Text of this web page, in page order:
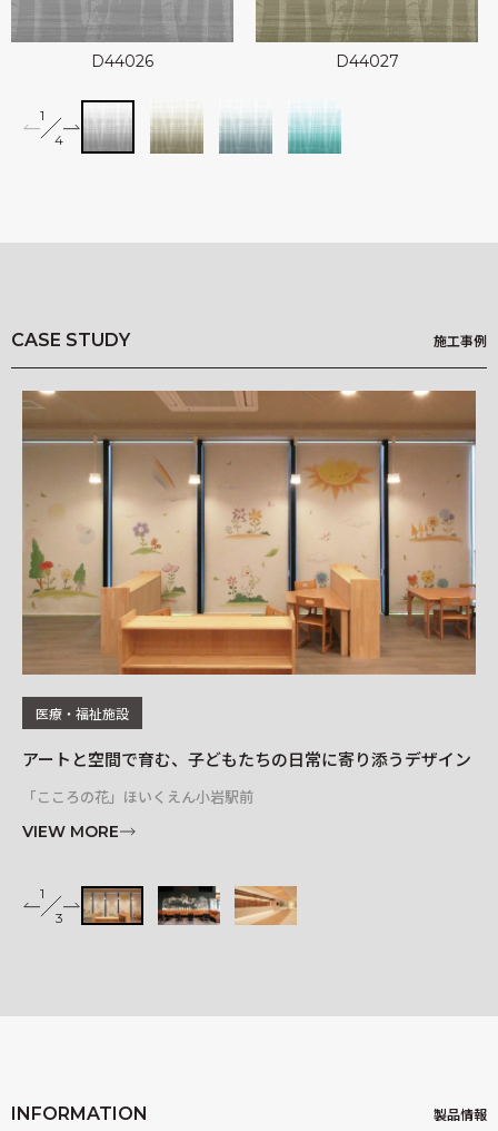
Landscapes kioi
Illustrated Story miffy wallpaper
基材一覧
施工事例
NEWS
HOW TO ORDER
レイアウトシミュレーター
D44026 D44027
1
2 4
CASE STUDY 施工事例
医療・福祉施設
アートと空間で育む、子どもたちの日常に寄り添うデザイン
「こころの花」ほいくえん小岩駅前
VIEW MORE
1
2 3
INFORMATION 製品情報